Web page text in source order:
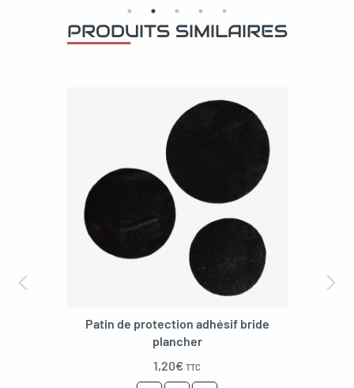
PRODUITS SIMILAIRES
Patin de protection adhésif bride
plancher
1,20€ TTC